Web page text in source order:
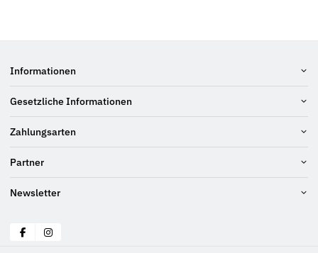
Informationen
Gesetzliche Informationen
Zahlungsarten
Partner
Newsletter